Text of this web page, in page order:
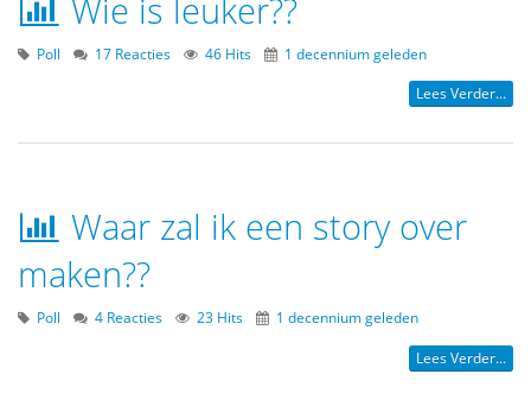
Wie is leuker??
Poll 17 Reacties 46 Hits 1 decennium geleden
Lees Verder...
Waar zal ik een story over
maken??
Poll 4 Reacties 23 Hits 1 decennium geleden
Lees Verder...